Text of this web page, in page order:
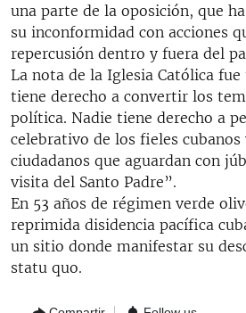
una parte de la oposición, que
su inconformidad con acciones
repercusión dentro y fuera del
La nota de la Iglesia Católica
tiene derecho a convertir los
política. Nadie tiene derecho a
celebrativo de los fieles
ciudadanos que aguardan con
visita del Santo Padre”.
En 53 años de régimen verde
reprimida disidencia pacífica
un sitio donde manifestar su
statu quo.